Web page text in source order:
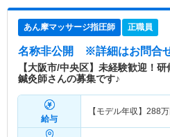
あん摩マッサージ指圧師 正職員
名称非公開 ※詳細はお問合
【大阪市/中央区】未経験歓迎！
鍼灸師さんの募集です♪
給与
【モデル年収】 288